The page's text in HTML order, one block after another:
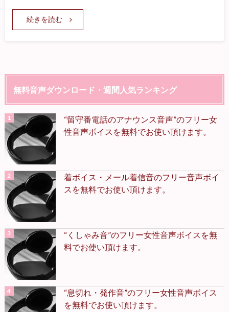
続きを読む
無料音声ダウンロード・週間人気ランキング
“留守番電話のアナウンス音声”のフリー女
性音声ボイスを無料でお使い頂けます。
着ボイス・メール着信音のフリー音声ボイ
スを無料でお使い頂けます。
“くしゃみ音”のフリー女性音声ボイスを無
料でお使い頂けます。
“息切れ・発作音”のフリー女性音声ボイス
を無料でお使い頂けます。